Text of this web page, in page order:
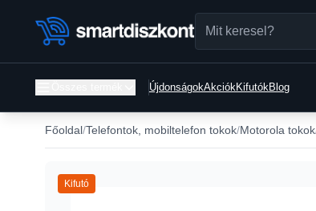
ÚjdonságokAkciókKifutókBlog
Főoldal Telefontok, mobiltelefon tokok Motorola tokok
Kifutó